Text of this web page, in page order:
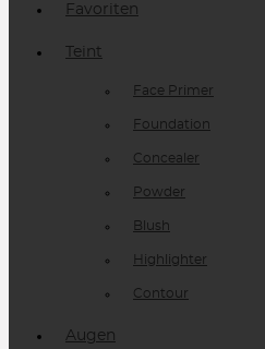
Favoriten
Teint
Face Primer
Foundation
Concealer
Powder
Blush
Highlighter
Contour
Augen